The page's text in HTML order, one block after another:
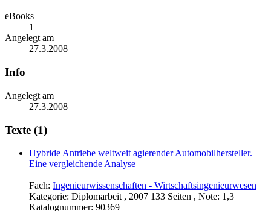
eBooks
1
Angelegt am
27.3.2008
Info
Angelegt am
27.3.2008
Texte (1)
Hybride Antriebe weltweit agierender Automobilhersteller.
Eine vergleichende Analyse
Fach: Ingenieurwissenschaften - Wirtschaftsingenieurwesen
Kategorie: Diplomarbeit , 2007 133 Seiten , Note: 1,3
Katalognummer: 90369